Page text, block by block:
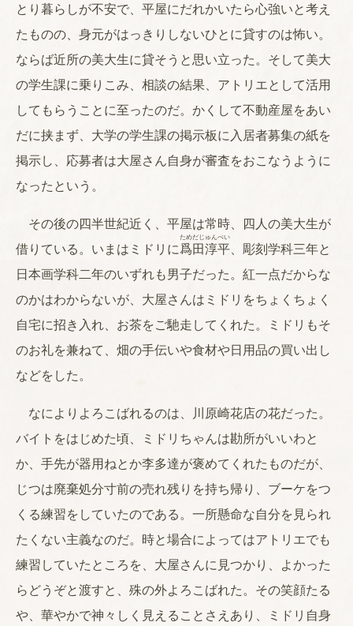
とり暮らしが不安で、平屋にだれかいたら心強いと考え
たものの、身元がはっきりしないひとに貸すのは怖い。
ならば近所の美大生に貸そうと思い立った。そして美大
の学生課に乗りこみ、相談の結果、アトリエとして活用
してもらうことに至ったのだ。かくして不動産屋をあい
だに挟まず、大学の学生課の掲示板に入居者募集の紙を
掲示し、応募者は大屋さん自身が審査をおこなうように
なったという。
その後の四半世紀近く、平屋は常時、四人の美大生が
借りている。いまはミドリに爲田淳平
ためだじゅんぺい
、彫刻学科三年と
日本画学科二年のいずれも男子だった。紅一点だからな
のかはわからないが、大屋さんはミドリをちょくちょく
自宅に招き入れ、お茶をご馳走してくれた。ミドリもそ
のお礼を兼ねて、畑の手伝いや食材や日用品の買い出し
などをした。
なによりよろこばれるのは、川原崎花店の花だった。
バイトをはじめた頃、ミドリちゃんは勘所がいいわと
か、手先が器用ねとか李多達が褒めてくれたものだが、
じつは廃棄処分寸前の売れ残りを持ち帰り、ブーケをつ
くる練習をしていたのである。一所懸命な自分を見られ
たくない主義なのだ。時と場合によってはアトリエでも
練習していたところを、大屋さんに見つかり、よかった
らどうぞと渡すと、殊の外よろこばれた。その笑顔たる
や、華やかで神々しく見えることさえあり、ミドリ自身